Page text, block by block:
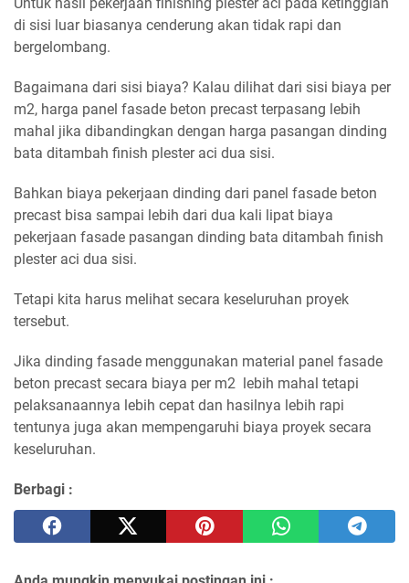
di sisi luar biasanya cenderung akan tidak rapi dan
bergelombang.
Bagaimana dari sisi biaya? Kalau dilihat dari sisi biaya per
m2, harga panel fasade beton precast terpasang lebih
mahal jika dibandingkan dengan harga pasangan dinding
bata ditambah finish plester aci dua sisi.
Bahkan biaya pekerjaan dinding dari panel fasade beton
precast bisa sampai lebih dari dua kali lipat biaya
pekerjaan fasade pasangan dinding bata ditambah finish
plester aci dua sisi.
Tetapi kita harus melihat secara keseluruhan proyek
tersebut.
Jika dinding fasade menggunakan material panel fasade
beton precast secara biaya per m2 lebih mahal tetapi
pelaksanaannya lebih cepat dan hasilnya lebih rapi
tentunya juga akan mempengaruhi biaya proyek secara
keseluruhan.
Berbagi :